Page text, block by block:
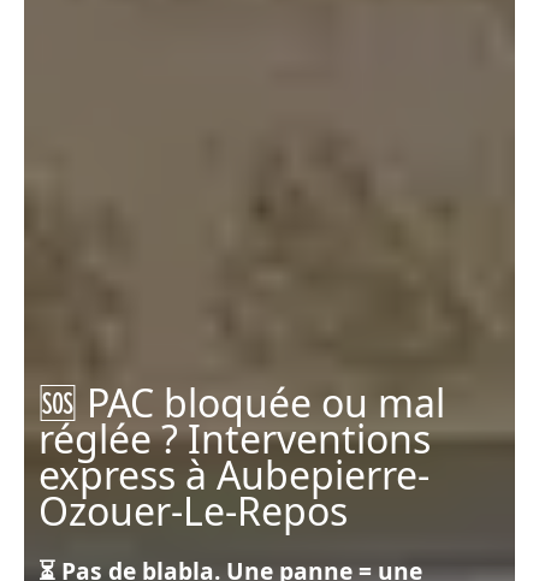
🆘 PAC bloquée ou mal
réglée ? Interventions
express à Aubepierre-
Ozouer-Le-Repos
⏳ Pas de blabla. Une panne = une